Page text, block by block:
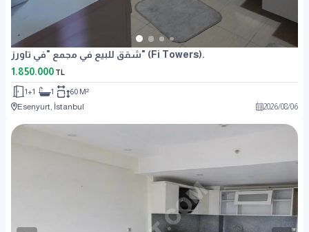
شقق للبيع في مجمع "في تاورز" (Fi Towers).
1.850.000 TL
1+1 1
60 M²
Esenyurt, İstanbul
2026/08/06